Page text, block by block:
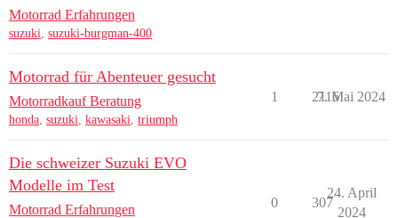
Motorrad Erfahrungen
suzuki, suzuki-burgman-400
Motorrad für Abenteuer gesucht
Motorradkauf Beratung
honda, suzuki, kawasaki, triumph
1 2116
7. Mai 2024
Die schweizer Suzuki EVO
Modelle im Test
Motorrad Erfahrungen 0 307
24. April
2024